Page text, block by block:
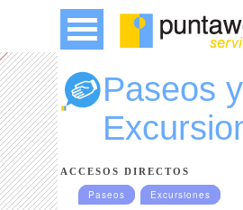
Paseos y
ACCESOS DIRECTOS
Paseos Excursiones